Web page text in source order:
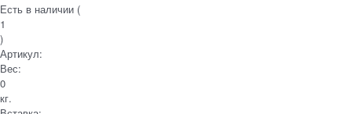
Есть в наличии (
1
)
Артикул:
Вес:
0
кг.